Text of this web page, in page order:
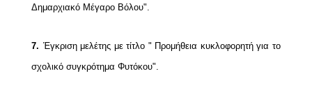
Δημαρχιακό Μέγαρο Βόλου".
7. Έγκριση μελέτης με τίτλο " Προμήθεια κυκλοφορητή για το
σχολικό συγκρότημα Φυτόκου".